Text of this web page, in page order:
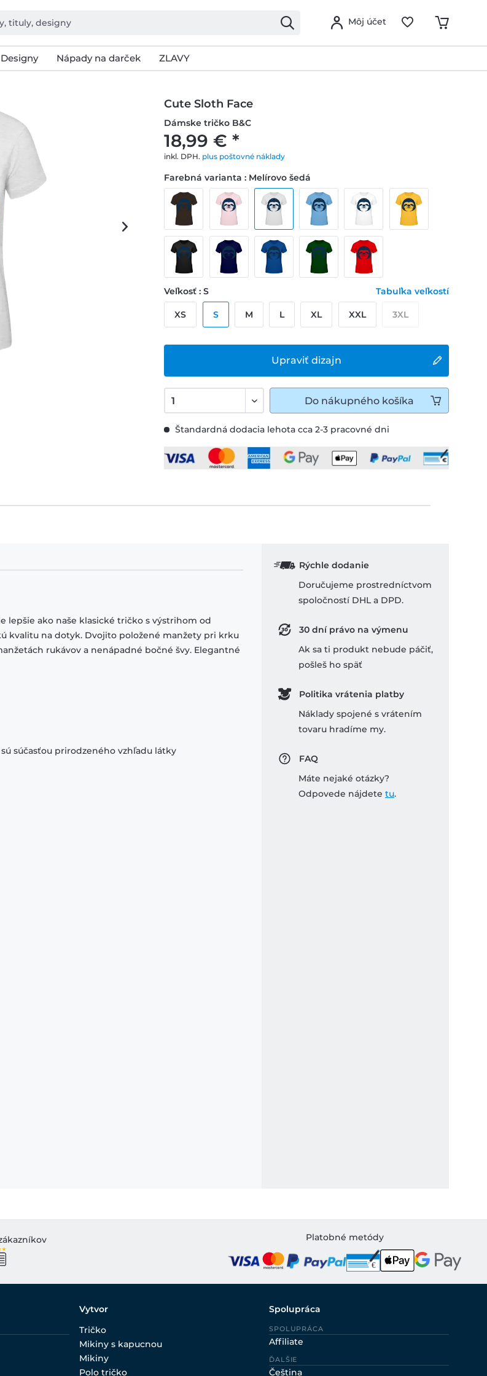
Môj účet
Designy Nápady na darček ZLAVY
Cute Sloth Face
Dámske tričko B&C
18,99 € *
inkl. DPH. plus poštovné náklady
Štandardná dodacia lehota cca 2-3 pracovné dni
Upraviť dizajn
Farebná varianta : Melírovo šedá
Veľkosť : S Tabuľka veľkostí
XS S M L XL XXL 3XL
Do nákupného košíka
lepšie ako naše klasické tričko s výstrihom od
kvalitu na dotyk. Dvojito položené manžety pri krku
rukávov a nenápadné bočné švy. Elegantné
súčasťou prirodzeného vzhľadu látky
Rýchle dodanie
Doručujeme prostredníctvom
spoločností DHL a DPD.
30 dní právo na výmenu
Ak sa ti produkt nebude páčiť,
pošleš ho späť
Politika vrátenia platby
Náklady spojené s vrátením
tovaru hradíme my.
FAQ
Máte nejaké otázky?
Odpovede nájdete tu.
Platobné metódy
Vytvor
Tričko
Mikiny s kapucnou
Mikiny
Polo tričko
Spolupráca
SPOLUPRÁCA
Affiliate
ĎALŠIE
Čeština